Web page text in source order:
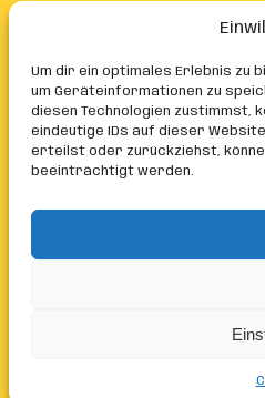
Um dir ein optimales Erlebnis zu
um Geräteinformationen zu
diesen Technologien zustimmst,
eindeutige IDs auf dieser
erteilst oder zurückziehst,
beeinträchtigt werden.